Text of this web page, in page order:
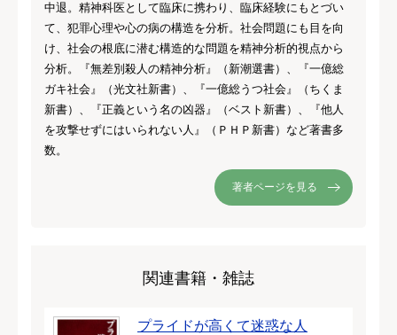
中退。精神科医として臨床に携わり、臨床経験にもとづい
て、犯罪心理や心の病の構造を分析。社会問題にも目を向
け、社会の根底に潜む構造的な問題を精神分析的視点から
分析。『無差別殺人の精神分析』（新潮選書）、『一億総
ガキ社会』（光文社新書）、『一億総うつ社会』（ちくま
新書）、『正義という名の凶器』（ベスト新書）、『他人
を攻撃せずにはいられない人』（ＰＨＰ新書）など著書多
数。
著者ページを見る
関連書籍・雑誌
プライドが高くて迷惑な人